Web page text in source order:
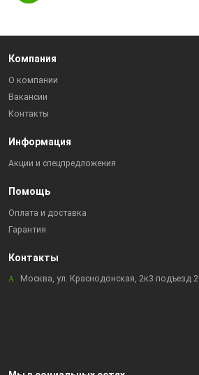
Компания
О компании
Вакансии
Контакты
Информация
Акции и спецпредложения
Помощь
Оплата и доставка
Гарантия
Контакты
Москва, ул. Краснодонская, 2к3 подъезд 2